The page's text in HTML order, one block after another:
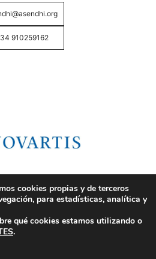
910259162
- Asociación de Enfermos
cookies propias y de terceros
para estadísticas, analítica y
qué cookies estamos utilizando o
.